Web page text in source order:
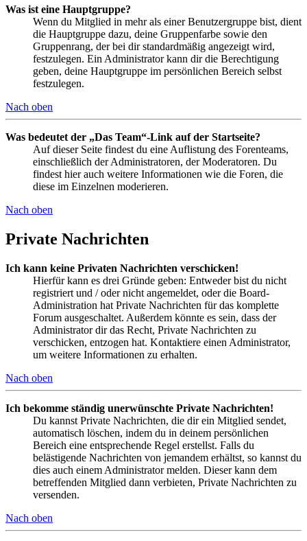
Was ist eine Hauptgruppe?
Wenn du Mitglied in mehr als einer Benutzergruppe bist, dient
die Hauptgruppe dazu, deine Gruppenfarbe sowie den
Gruppenrang, der bei dir standardmäßig angezeigt wird,
festzulegen. Ein Administrator kann dir die Berechtigung
geben, deine Hauptgruppe im persönlichen Bereich selbst
festzulegen.
Nach oben
Was bedeutet der „Das Team“-Link auf der Startseite?
Auf dieser Seite findest du eine Auflistung des Forenteams,
einschließlich der Administratoren, der Moderatoren. Du
findest hier auch weitere Informationen wie die Foren, die
diese im Einzelnen moderieren.
Nach oben
Private Nachrichten
Ich kann keine Privaten Nachrichten verschicken!
Hierfür kann es drei Gründe geben: Entweder bist du nicht
registriert und / oder nicht angemeldet, oder die Board-
Administration hat Private Nachrichten für das komplette
Forum ausgeschaltet. Außerdem könnte es sein, dass der
Administrator dir das Recht, Private Nachrichten zu
verschicken, entzogen hat. Kontaktiere einen Administrator,
um weitere Informationen zu erhalten.
Nach oben
Ich bekomme ständig unerwünschte Private Nachrichten!
Du kannst Private Nachrichten, die dir ein Mitglied sendet,
automatisch löschen, indem du in deinem persönlichen
Bereich eine entsprechende Regel erstellst. Falls du
belästigende Nachrichten von jemandem erhältst, so kannst du
dies auch einem Administrator melden. Dieser kann dem
betreffenden Mitglied dann verbieten, Private Nachrichten zu
versenden.
Nach oben